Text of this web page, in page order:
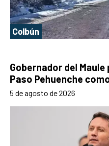
Colbún
Gobernador del
Paso Pehuenche
5 de agosto de 2026